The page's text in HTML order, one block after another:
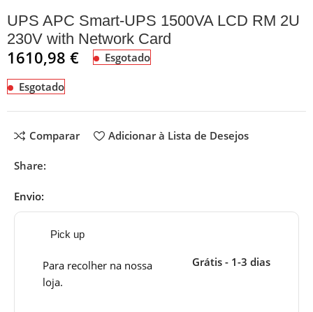
UPS APC Smart-UPS 1500VA LCD RM 2U
230V with Network Card
1610,98€ Esgotado
Esgotado
Comparar Adicionar à Lista de Desejos
Share:
Envio:
Pick up
Para recolher na nossa
loja.
Grátis - 1-3 dias